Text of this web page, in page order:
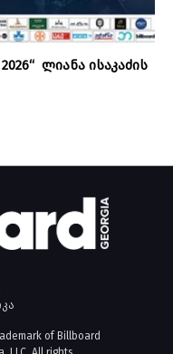
ლიანა ისაკაძის
of Billboard